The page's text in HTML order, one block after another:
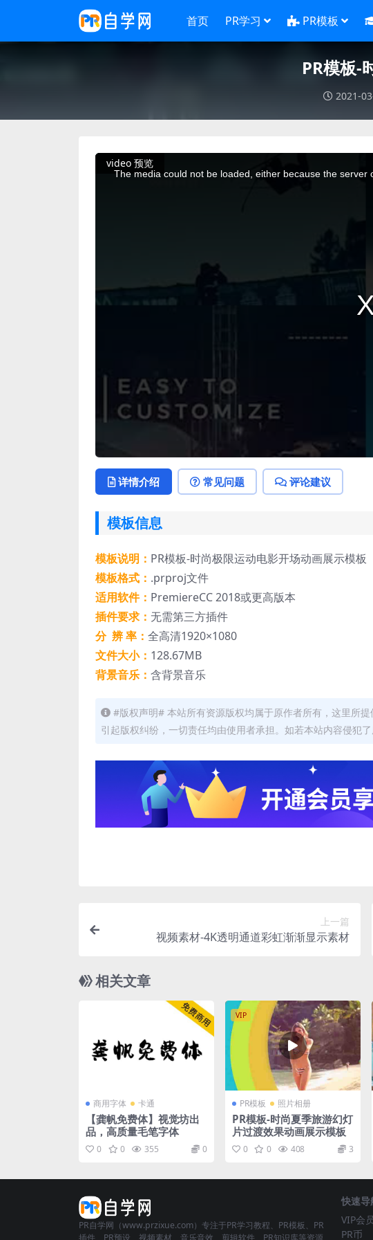
首页 PR学习 PR模板
PR模板-
2021-
video 预览
This
The media could not be loaded, either because the
详情介绍 常见问题 评论建议
模板信息
模板说明： PR模板-时尚极限运动电影开场动画展示模板
模板格式： .prproj文件
适用软件： PremiereCC 2018或更高版本
插件要求： 无需第三方插件
分 辨 率： 全高清1920×1080
文件大小： 128.67MB
背景音乐： 含背景音乐
#版权声明# 本站所有资源版权均属于原作者所有，这里所
引起版权纠纷，一切责任均由使用者承担。如若本站内容侵犯
上一篇
视频素材-4K透明通道彩虹渐渐显示素材
相关文章
商用字体 卡通
【龚帆免费体】视觉坊出
品，高质量毛笔字体
0 0 355 0
VIP
PR模板 照片相册
PR模板-时尚夏季旅游幻灯
片过渡效果动画展示模板
0 0 408 3
PR自学网（www.przixue.com）专注于PR学习教程、PR模板、PR
快速导
VIP会
PR币